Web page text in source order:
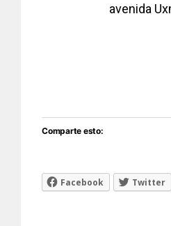
avenida
Comparte esto:
Facebook Twitter